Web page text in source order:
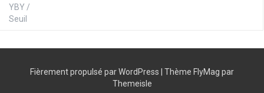
Fièrement propulsé par WordPress | Thème FlyMag par
Themeisle